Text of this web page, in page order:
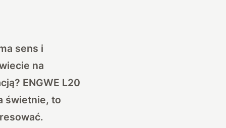
sens i
na
ENGWE L20
świetnie, to